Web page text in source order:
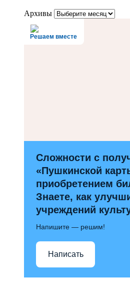
Архивы
Решаем вместе
Сложности с
«Пушкинской
приобретением
Знаете, как
учреждений
Напишите — решим!
Написать